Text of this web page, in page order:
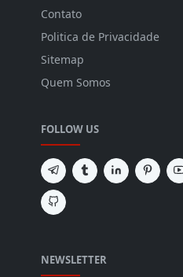
Contato
Politica de Privacidade
Sitemap
Quem Somos
FOLLOW US
NEWSLETTER